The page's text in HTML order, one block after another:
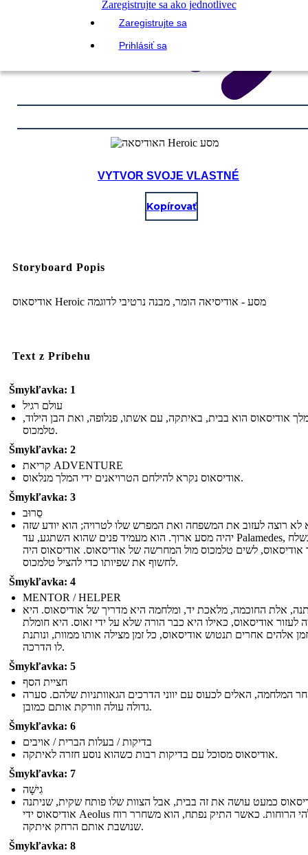
Zaregistrujte sa ako jednotlivec
Zaregistrujte sa
Prihlásiť sa
VYTVOR SVOJE VLASTNÉ
Kopírovať
Storyboard Popis
אודיסאוס Heroic מסע - אודיסיאה הומר, מבנה נרטיבי לדוגמה
Text z Príbehu
Šmykľavka: 1
עולם רגיל
אודיסאוס הוא בבית, באיתקה, עם אשתו, פנלופה, ואת הבן הילוד,
טלמכוס.
Šmykľavka: 2
קריאת ADVENTURE
אודיסאוס נקרא להילחם הטרויאנים ידי המלך מנלאוס.
Šmykľavka: 3
סֵרוּב
לא רוצה לעזוב את המשפחה ואת המפרש שלו לטרויה; הוא יודע שזה
יהיה מסע ארוך. הוא מעמיד פנים שהוא השתגע, עד Palamedes, נשלח
אודיסאוס, לשים טלמכוס מול המחרשה של אודיסאוס. אודיסאוס היה
לחשוף את שפיותו כדי להציל טלמכוס.
Šmykľavka: 4
MENTOR / HELPER
אלת החוכמה, מלאכת יד, ומלחמה היא מדריך של אודיסאוס. היא
לעזור אודיסאוס, כאילו היא כבר הורה שלא על ידי זאוס. היא חומלת
אלהים אחרים תנטוש אודיסאוס, כל זמן מצילה אותו ממוות, ונותנת
לו הדרכה.
Šmykľavka: 5
חציית הסף
המלחמה, האלים לכעוס עם יווני הדרכים הגאוותניות שלהם. סערה
גדולה עולה וזורקת אותם כמובן.
Šmykľavka: 6
בדיקות / בעלות הברית / אויבים
אודיסאוס מסוכל עם בדיקות רבות כשהוא נוסע חזרה לאיתקה.
Šmykľavka: 7
גִישָׁה
כמעט עושה את זה בבית, אבל הצוות שלו פותח שקית, שניתנה
אודיסאוס ידי Aeolus אלהי הרוחות. כאשר התיק נפתח, הוא משחרר רוח
שנושבת אותם הרחק איתקה.
Šmykľavka: 8